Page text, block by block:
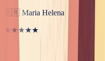
🇧🇷 Maria Helena
★★★★★